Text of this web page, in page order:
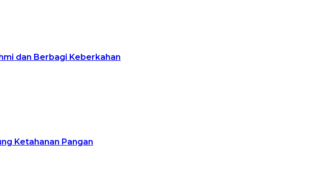
dan Berbagi Keberkahan
Ketahanan Pangan